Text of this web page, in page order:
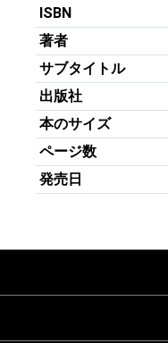
ISBN
著者
サブタイトル
出版社
本のサイズ
ページ数
発売日